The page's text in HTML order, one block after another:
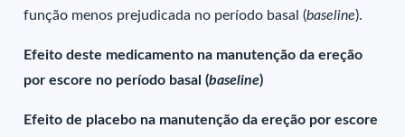
função menos prejudicada no período basal (baseline).
Efeito deste medicamento na manutenção da ereção
por escore no período basal (baseline)
Efeito de placebo na manutenção da ereção por escore